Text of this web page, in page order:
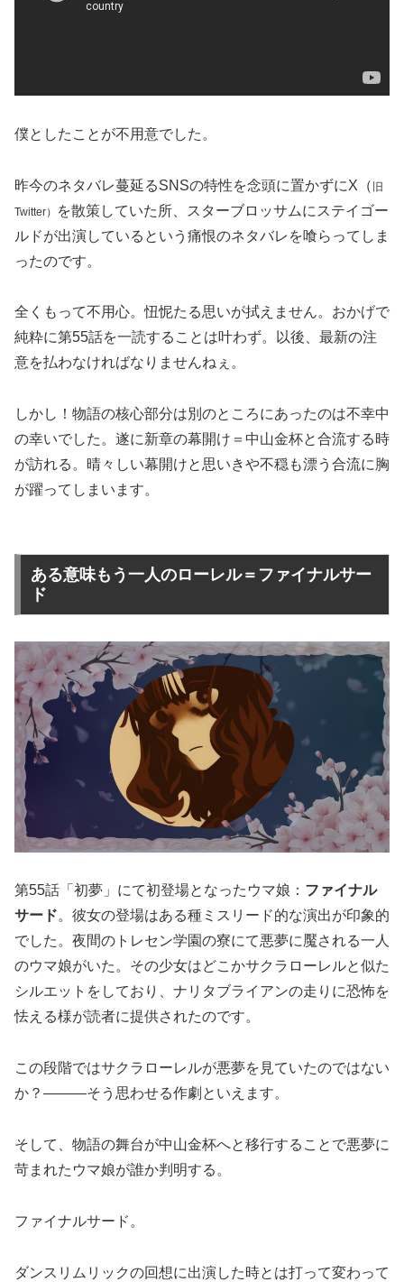
僕としたことが不用意でした。
昨今のネタバレ蔓延るSNSの特性を念頭に置かずにX（ 旧
Twitter）
を散策していた所、スターブロッサムにステイゴー
ルドが出演しているという痛恨のネタバレを喰らってしま
ったのです。
全くもって不用心。忸怩たる思いが拭えません。おかげで
純粋に第55話を一読することは叶わず。以後、最新の注
意を払わなければなりませんねぇ。
しかし！物語の核心部分は別のところにあったのは不幸中
の幸いでした。遂に新章の幕開け＝中山金杯と合流する時
が訪れる。晴々しい幕開けと思いきや不穏も漂う合流に胸
が躍ってしまいます。
ある意味もう一人のローレル＝ファイナルサー
ド
第55話「初夢」にて初登場となったウマ娘： ファイナル
サード。彼女の登場はある種ミスリード的な演出が印象的
でした。夜間のトレセン学園の寮にて悪夢に魘される一人
のウマ娘がいた。その少女はどこかサクラローレルと似た
シルエットをしており、ナリタブライアンの走りに恐怖を
怯える様が読者に提供されたのです。
この段階ではサクラローレルが悪夢を見ていたのではない
か？———そう思わせる作劇といえます。
そして、物語の舞台が中山金杯へと移行することで悪夢に
苛まれたウマ娘が誰か判明する。
ファイナルサード。
ダンスリムリックの回想に出演した時とは打って変わって